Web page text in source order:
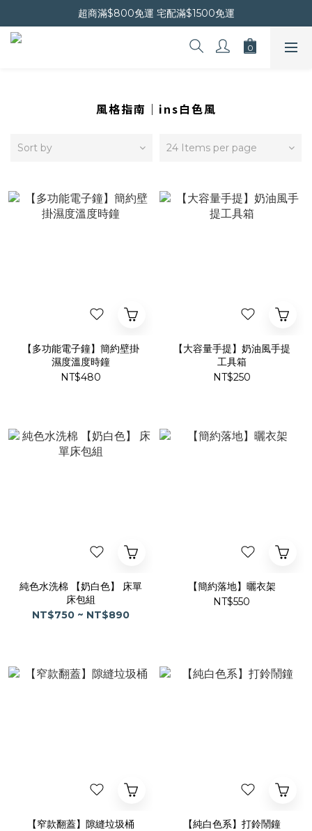
晚安會員新上線｜新會員現折$30
晚安會員新上線｜新會員現折$30
風格指南｜ins白色風
Sort by 24 Items per page
【多功能電子鐘】簡約壁掛
濕度溫度時鐘
NT$480
【大容量手提】奶油風手提
工具箱
NT$250
純色水洗棉 【奶白色】 床單
床包組
NT$750 ~ NT$890
【簡約落地】曬衣架
NT$550
【窄款翻蓋】隙縫垃圾桶
【純白色系】打鈴鬧鐘